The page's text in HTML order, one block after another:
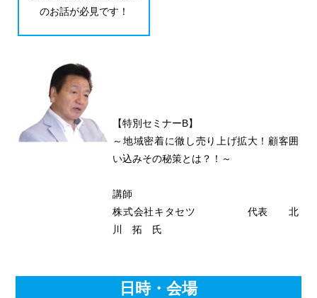
のお話が必見です！
【特別セミナーB】
～地域密着に徹し売り上げ拡大！顧客囲
い込みその秘策とは？！～
講師
株式会社キタセツ 代表 北
川 拓 氏
日時・会場